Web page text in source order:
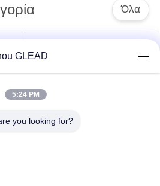
Όλα
Μαγειρεύοντας
εξοπλισμός κουζινών
επεξεργασίας
GLEAD
5:24 PM
you looking for?